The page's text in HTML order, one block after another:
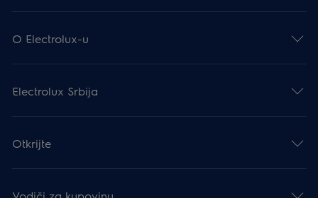
O Electrolux-u
Electrolux Srbija
Otkrijte